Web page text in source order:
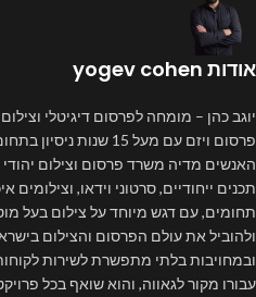
אודות yogev cohen
פרסום ויזם עם מעל 15
האנשים מדיה משרד פרסום וצילום
תכנים ייחודיים, סרטוני וידאו,
תחומים, עם דגש מיוחד על צילום בעל
ולהוביל את עולם הפרסום והצילום
ובמחויבות בלתי מתפשרת לשירות
עבורו מקור לגאווה, והוא שואף בכל